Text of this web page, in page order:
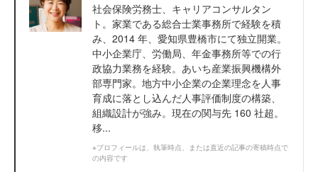
社会保険労務士、キャリアコンサルタン
ト。家業である総合士業事務所で経験を積
み、2014 年、愛知県豊橋市にて独立開業。
中小企業庁、労働局、年金事務所等での行
政協力業務を経験。あいち産業振興機構外
部専門家。地方中小企業の企業理念を人事
育成に落とし込んだ人事評価制度の構築、
組織設計が強み。現在の関与先 160 社超。
移...
※プロフィールは、執筆時点、または直近の記事の寄稿時点で
の内容です